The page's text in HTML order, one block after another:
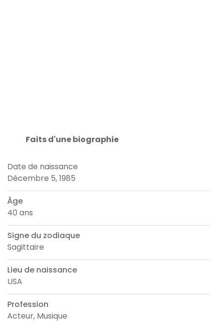
Faits d'une biographie
Date de naissance
Décembre 5, 1985
Âge
40 ans
Signe du zodiaque
Sagittaire
Lieu de naissance
USA
Profession
Acteur, Musique